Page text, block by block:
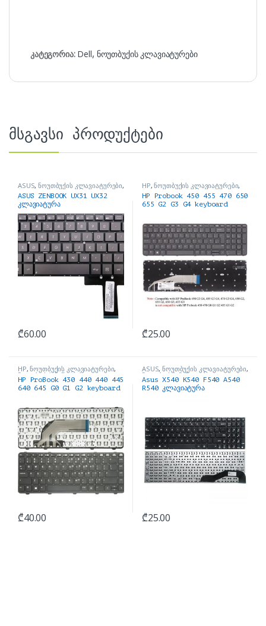
კატეგორია: Dell, ნოუთბუქის კლავიატურები
მსგავსი პროდუქტები
ASUS,ნოუთბუქის კლავიატურები,
ნოუთბუქის ნაწილები და
აქსესუარები
ASUS ZENBOOK UX31 UX32
კლავიატურა
₾60.00
HP,ნოუთბუქის კლავიატურები,
ნოუთბუქის ნაწილები და
აქსესუარები
HP Probook 450 455 470 650
655 G2 G3 G4 keyboard
₾25.00
HP,ნოუთბუქის კლავიატურები,
ნოუთბუქის ნაწილები და
აქსესუარები
HP ProBook 430 440 440 445
640 645 G0 G1 G2 keyboard
₾40.00
ASUS,ნოუთბუქის კლავიატურები,
ნოუთბუქის ნაწილები და
აქსესუარები
Asus X540 K540 F540 A540
R540 კლავიატურა
₾25.00